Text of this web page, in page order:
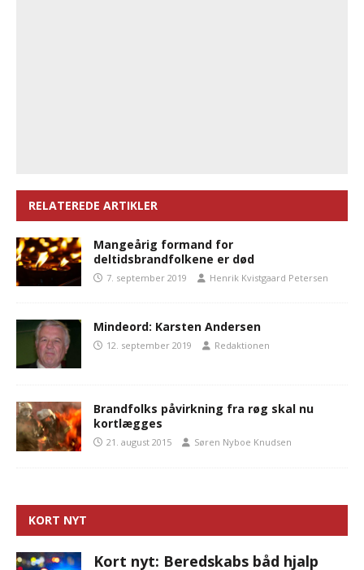
RELATEREDE ARTIKLER
Mangeårig formand for
deltidsbrandfolkene er død
7. september 2019 Henrik Kvistgaard Petersen
Mindeord: Karsten Andersen
12. september 2019 Redaktionen
Brandfolks påvirkning fra røg skal nu
kortlægges
21. august 2015 Søren Nyboe Knudsen
KORT NYT
Kort nyt: Beredskabs båd hjalp